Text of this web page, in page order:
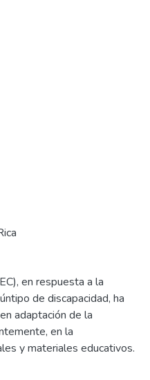
en respuesta a la
de discapacidad, ha
adaptación de la
en la
y materiales educativos.